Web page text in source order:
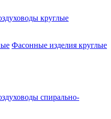
круглые
Фасонные изделия круглые
спирально-